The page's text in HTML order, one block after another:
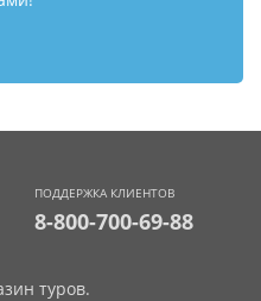
ПОДДЕРЖКА КЛИЕНТОВ
8-800-700-69-88
туров.